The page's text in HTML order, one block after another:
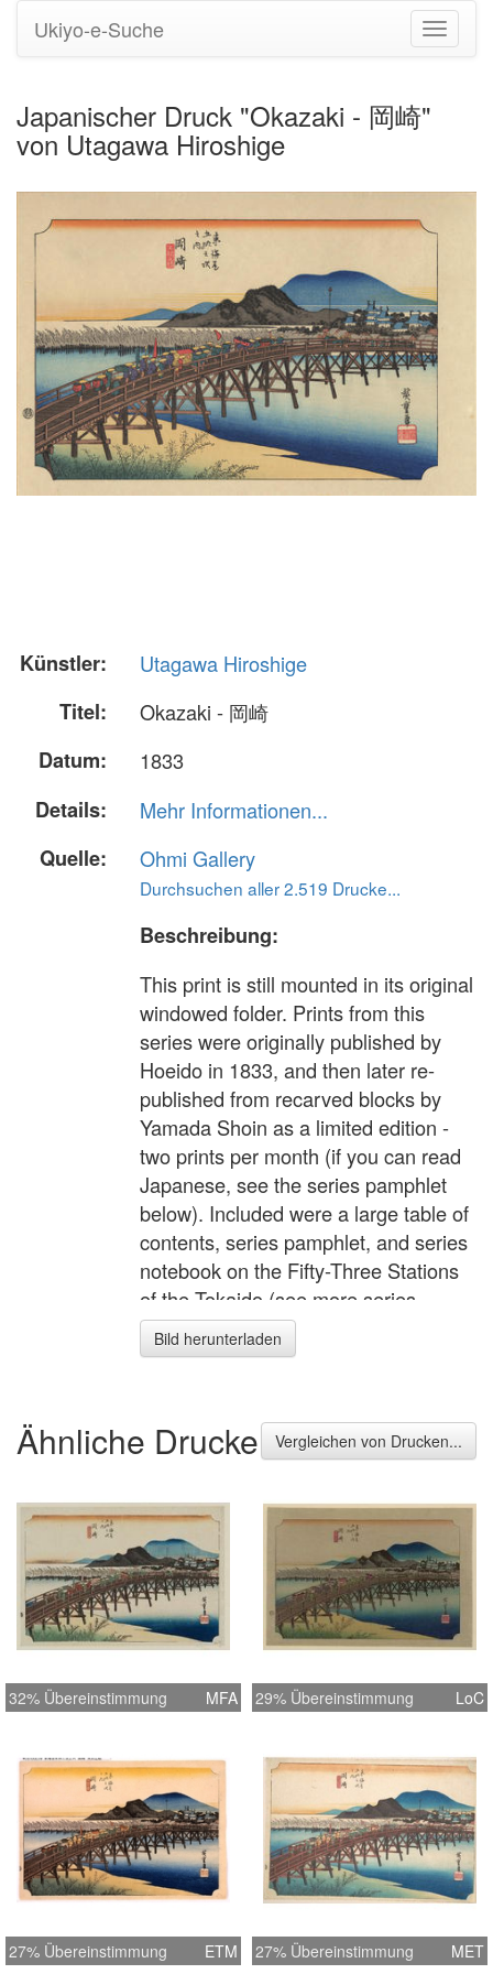
Ukiyo-e-Suche
Japanischer Druck "Okazaki - 岡崎"
von Utagawa Hiroshige
Künstler:
Utagawa Hiroshige
Titel:
Okazaki - 岡崎
Datum:
1833
Details:
Mehr Informationen...
Quelle:
Ohmi Gallery
Durchsuchen aller 2.519 Drucke...
Beschreibung:
This print is still mounted in its original
windowed folder. Prints from this
series were originally published by
Hoeido in 1833, and then later re-
published from recarved blocks by
Yamada Shoin as a limited edition -
two prints per month (if you can read
Japanese, see the series pamphlet
below). Included were a large table of
contents, series pamphlet, and series
notebook on the Fifty-Three Stations
of the Tokaido (see more series
information here).
Bild herunterladen
Ähnliche Drucke Vergleichen von Drucken...
32% Übereinstimmung MFA 29% Übereinstimmung LoC
27% Übereinstimmung ETM 27% Übereinstimmung MET